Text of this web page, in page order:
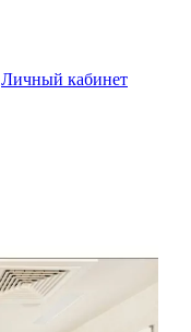
Личный кабинет